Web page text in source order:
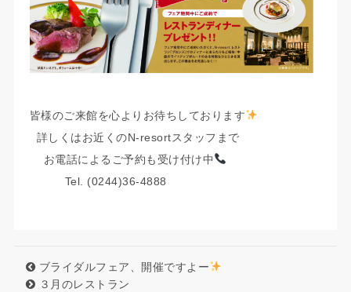
皆様のご来館を心よりお待ちしております
詳しくはお近くのN-resortスタッフまで
お電話によるご予約も受け付け中
Tel. (0244)36-4888
ブライダルフェア、開催ですよー
３月のレストラン